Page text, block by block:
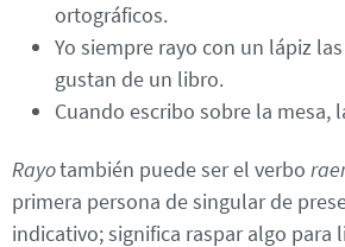
ortográficos.
Yo siempre rayo con un lápiz
gustan de un libro.
Cuando escribo sobre la mesa,
Rayotambién puede ser el verbo
primera persona de singular de
indicativo; significa raspar algo para